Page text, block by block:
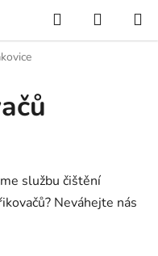
Hledat
KOŠÍK
službu čištění
Neváhejte nás